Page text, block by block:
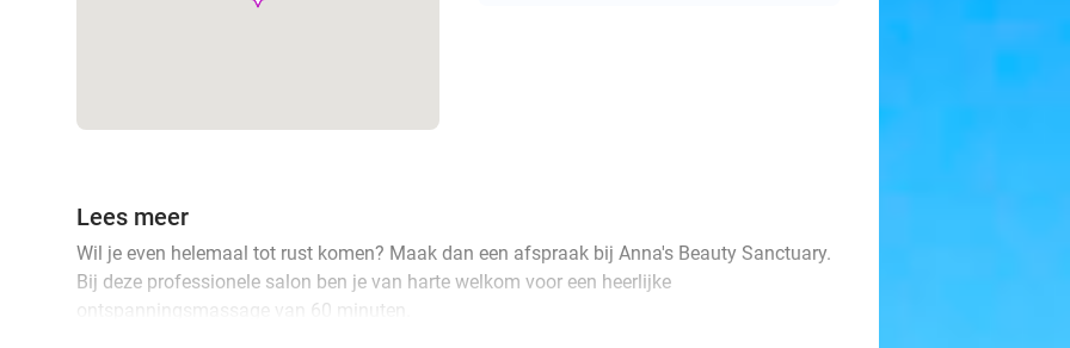
Lees meer
Wil je even helemaal tot rust komen? Maak dan een afspraak bij Anna's Beauty Sanctuary.
Bij deze professionele salon ben je van harte welkom voor een heerlijke
ontspanningsmassage van 60 minuten.